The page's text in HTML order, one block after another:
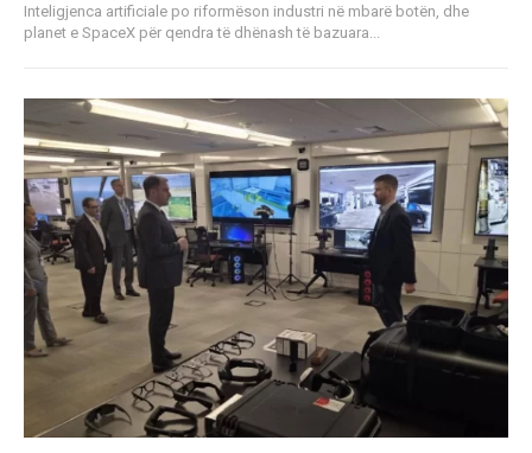
Inteligjenca artificiale po riformëson industri në mbarë botën, dhe
planet e SpaceX për qendra të dhënash të bazuara...